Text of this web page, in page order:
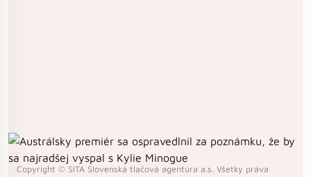
Copyright © SITA Slovenská tlačová agentúra a.s. Všetky práva